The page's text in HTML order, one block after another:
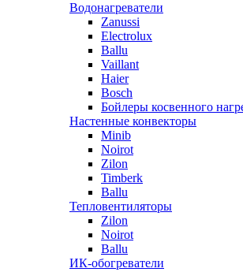
Водонагреватели
Zanussi
Electrolux
Ballu
Vaillant
Haier
Bosch
Бойлеры косвенного
Настенные конвекторы
Minib
Noirot
Zilon
Timberk
Ballu
Тепловентиляторы
Zilon
Noirot
Ballu
ИК-обогреватели